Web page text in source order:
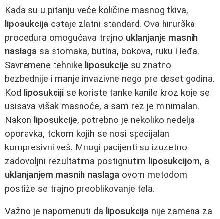
Kada su u pitanju veće količine masnog tkiva,
liposukcija ostaje zlatni standard. Ova hirurška
procedura omogućava trajno uklanjanje masnih
naslaga sa stomaka, butina, bokova, ruku i leđa.
Savremene tehnike liposukcije su znatno
bezbednije i manje invazivne nego pre deset godina.
Kod liposukciji se koriste tanke kanile kroz koje se
usisava višak masnoće, a sam rez je minimalan.
Nakon liposukcije, potrebno je nekoliko nedelja
oporavka, tokom kojih se nosi specijalan
kompresivni veš. Mnogi pacijenti su izuzetno
zadovoljni rezultatima postignutim liposukcijom, a
uklanjanjem masnih naslaga ovom metodom
postiže se trajno preoblikovanje tela.
Važno je napomenuti da liposukcija nije zamena za